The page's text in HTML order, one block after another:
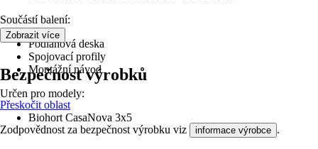
Součástí balení:
Podlahová deska
Spojovací profily
Montážní návod
Určen pro modely:
Biohort CasaNova 3x5
Zobrazit více
Bezpečnost výrobků
Přeskočit oblast
Zodpovědnost za bezpečnost výrobku viz informace výrobce .